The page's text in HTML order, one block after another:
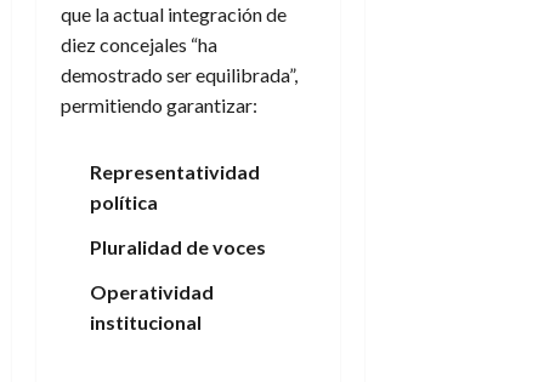
que la actual integración de
diez concejales “ha
demostrado ser equilibrada”,
permitiendo garantizar:
Representatividad
política
Pluralidad de voces
Operatividad
institucional